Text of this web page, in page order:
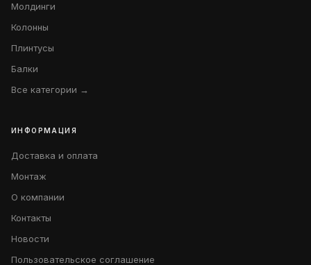
Молдинги
Колонны
Плинтусы
Балки
Все категории →
ИНФОРМАЦИЯ
Доставка и оплата
Монтаж
О компании
Контакты
Новости
Пользовательское соглашение